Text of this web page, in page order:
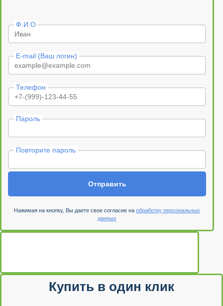
Ф.И.О
E-mail (Ваш логин)
Телефон
Пароль
Повторите пароль
Отправить
Нажимая на кнопку, Вы даете свое согласие на обработку персональных
данных
Купить в один клик